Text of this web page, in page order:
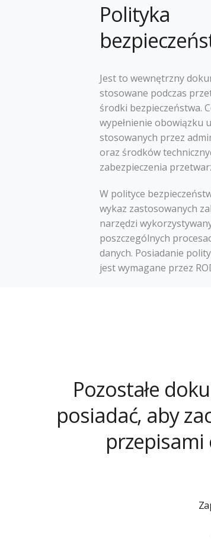
Polityka
Jest to wewnętrzny
stosowane podczas
środki bezpieczeństwa.
wypełnienie obowiązku
stosowanych przez
oraz środków
zabezpieczenia
W polityce
wykaz zastosowanych
narzędzi
poszczególnych
danych. Posiadanie
jest wymagane przez
Pozostałe
posiadać, aby